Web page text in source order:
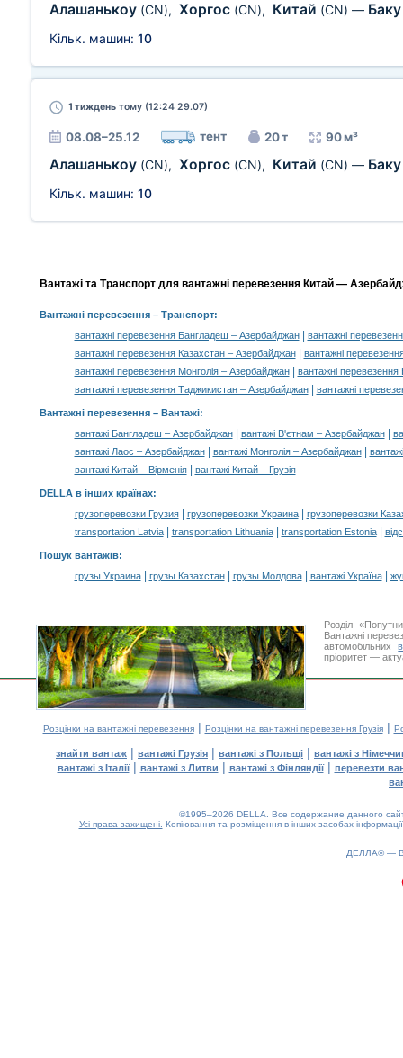
Алашанькоу (CN), Хоргос (CN), Китай (CN) —
Кільк. машин: 10
1 тиждень тому (12:24 29.07)
08.08–25.12 тент 20 т 90 м³
Алашанькоу (CN), Хоргос (CN), Китай (CN) —
Кільк. машин: 10
Вантажі та Транспорт для вантажні перевезення Китай —
Вантажні перевезення– Транспорт:
вантажні перевезення Бангладеш – Азербайджан|
вантажні
вантажні перевезення Казахстан – Азербайджан|
вантажні
вантажні перевезення Монголія – Азербайджан|
вантажні
вантажні перевезення Таджикистан – Азербайджан| вантажні
Вантажні перевезення – Вантажі:
вантажі Бангладеш – Азербайджан| вантажі В'єтнам – Азербайджан|
вантажі Лаос – Азербайджан| вантажі Монголія – Азербайджан|
вантажі Китай – Вірменія| вантажі Китай – Грузія
DELLA в інших країнах:
грузоперевозки Грузия| грузоперевозки Украина|
грузоперевозки
transportation Latvia| transportation Lithuania| transportation Estonia|
Пошук вантажів:
грузы Украина| грузы Казахстан| грузы Молдова| вантажі Україна|
Розділ
Вантажні
автомобільних
пріоритет —
Розцінки на вантажні перевезення| Розцінки на вантажні перевезення Грузія|
знайти вантаж | вантажі Грузія | вантажі з Польщі | вантажі з
вантажі з Італії| вантажі з Литви | вантажі з Фінляндії| перевезти
©1995–2026 DELLA. Все содержание данного
Усі права захищені. Копіювання та розміщення в інших засобах
ДЕЛЛА® —